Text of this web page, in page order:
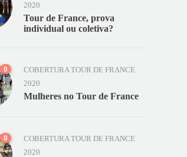
2020
Tour de France, prova
individual ou coletiva?
0
COBERTURA TOUR DE FRANCE
2020
Mulheres no Tour de France
0
COBERTURA TOUR DE FRANCE
2020